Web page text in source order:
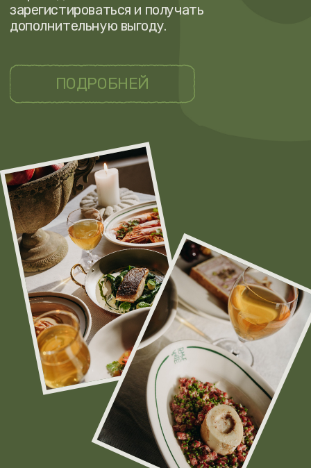
Это решение для любого праздника
и важного случая, которое позволяет
дарить впечатления и заботу о себе
и близких.
Каждый сертификат
в презентабельном
оформлении — яркий дизайн
в стилистике Pomme Verte
превращает сертификат
в полноценный подарок, который
приятно вручать и получать.
заказать универсальный и желанный
подарок — подарочный сертификат
с номиналом.
УЗНАТЬ ПОДРОБНОСТИ
Будем рады видеть вас среди наших
гостей и поделиться с вами нашей
любовью к Нормандии и сидру
Москва, Пятницкая улица, 20, стр. 1,